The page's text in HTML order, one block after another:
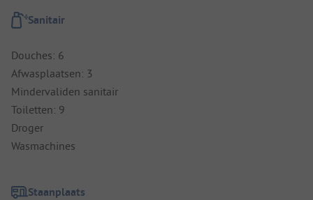
Sanitair
Douches: 6
Afwasplaatsen: 3
Mindervaliden sanitair
Toiletten: 9
Droger
Wasmachines
Staanplaats